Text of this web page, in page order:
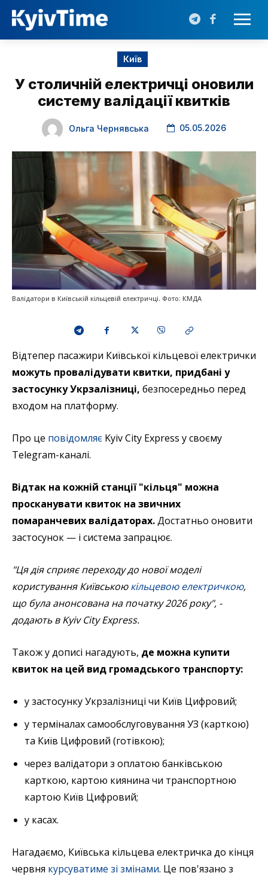
Київ
У столичній електричці оновили
систему валідації квитків
Ольга Чернявська 05.05.2026
Валідатори в Київській кільцевій електричці. Фото: КМДА
Відтепер пасажири Київської кільцевої електрички
можуть провалідувати квитки, придбані у
застосунку Укрзалізниці, безпосередньо перед
входом на платформу.
Про це повідомляє Kyiv City Express у своєму
Telegram-каналі.
Відтак на кожній станції "кільця" можна
просканувати квиток на звичних
помаранчевих валідаторах.Достатньо оновити
застосунок — і система запрацює.
"Ця дія сприяє переходу до нової моделі
користування Київськоюкільцевою електричкою,
що була анонсована на початку 2026 року", -
додають в Kyiv City Express.
Також у дописі нагадують, де можна купити
квиток на цей вид громадського транспорту:
у застосунку Укрзалізниці чи Київ Цифровий;
у терміналах самообслуговування УЗ (карткою)
та Київ Цифровий (готівкою);
через валідатори з оплатою банківською
карткою, картою киянина чи транспортною
картою Київ Цифровий;
у касах.
Нагадаємо, Київська кільцева електричка до кінця
червня курсуватиме зі змінами. Це пов'язано з